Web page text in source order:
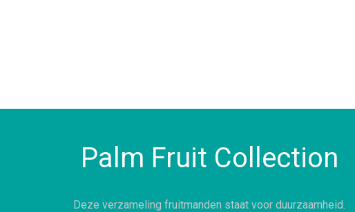
Palm Fruit Collection
Deze verzameling fruitmanden staat voor duurzaamheid.